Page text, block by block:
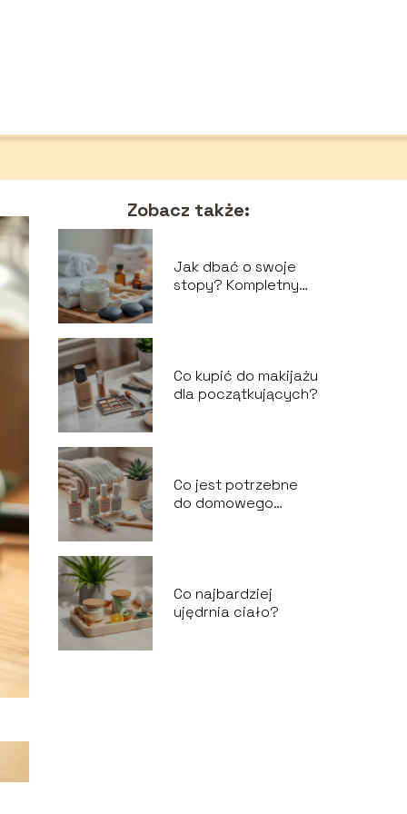
Zobacz także:
Jak dbać o swoje
stopy? Kompletny
Co kupić do makijażu
dla początkujących?
Co jest potrzebne
do domowego
Co najbardziej
ujędrnia ciało?